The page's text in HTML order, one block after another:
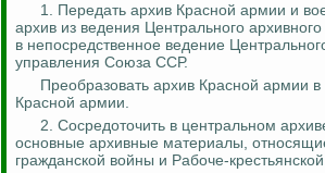
1. Передать архив Красной армии и
архив из ведения Центрального
в непосредственное ведение
управления Союза ССР.
Преобразовать архив Красной армии
Красной армии.
2. Сосредоточить в центральном
основные архивные материалы,
гражданской войны и Рабоче-